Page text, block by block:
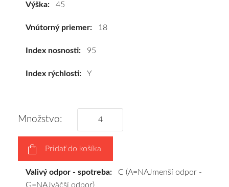
tomu
pneumatiky
vášho
výberu
a
pošleme
Výška: 45
Vnútorný priemer: 18
Index nosnosti: 95
Index rýchlosti: Y
Množstvo:
Pridať do košíka
Valivý odpor - spotreba: C (A=NAJmenší odpor -
G=NAJväčší odpor)